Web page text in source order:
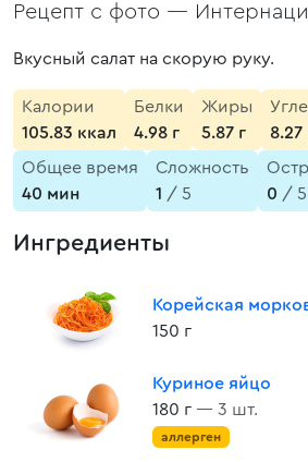
Рецепт с фото —
Вкусный салат на скорую руку.
Калории
105.83 ккал
Белки
4.98 г
Жиры
5.87 г
8.27
Общее время
40 мин
Сложность
1 / 5
0 / 5
Ингредиенты
Корейская
150 г
Куриное яйцо
180 г — 3 шт.
аллерген